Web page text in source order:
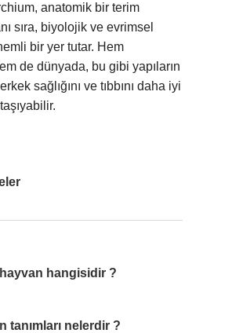
anatomik bir terim
sıra, biyolojik ve evrimsel
bir yer tutar. Hem
de dünyada, bu gibi yapıların
sağlığını ve tıbbını daha iyi
hangisidir ?
tanımları nelerdir ?